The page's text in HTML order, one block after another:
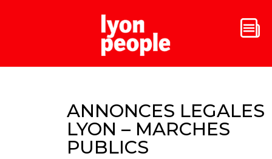
ANNONCES LEGALES
LYON – MARCHES
PUBLICS